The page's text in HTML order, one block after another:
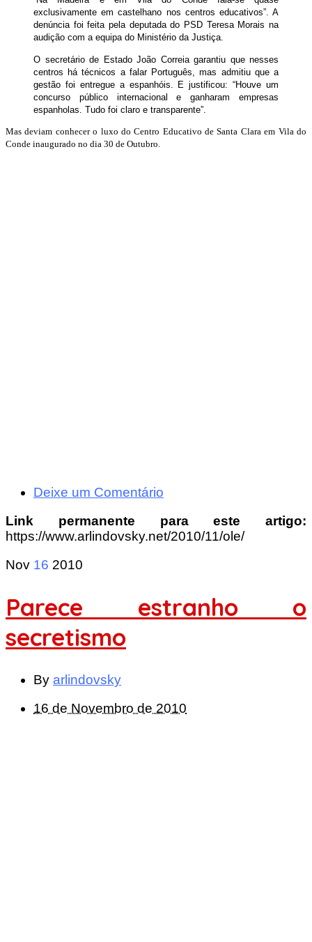
exclusivamente em castelhano nos centros educativos”. A
denúncia foi feita pela deputada do PSD Teresa Morais na
audição com a equipa do Ministério da Justiça.
O secretário de Estado João Correia garantiu que nesses
centros há técnicos a falar Português, mas admitiu que a
gestão foi entregue a espanhóis. E justificou: “Houve um
concurso público internacional e ganharam empresas
espanholas. Tudo foi claro e transparente”.
Mas deviam conhecer o luxo do Centro Educativo de Santa Clara em Vila do
Conde inaugurado no dia 30 de Outubro.
Deixe um Comentário
Link permanente para este artigo:
https://www.arlindovsky.net/2010/11/ole/
Nov 16 2010
Parece estranho o
secretismo
By arlindovsky
16 de Novembro de 2010